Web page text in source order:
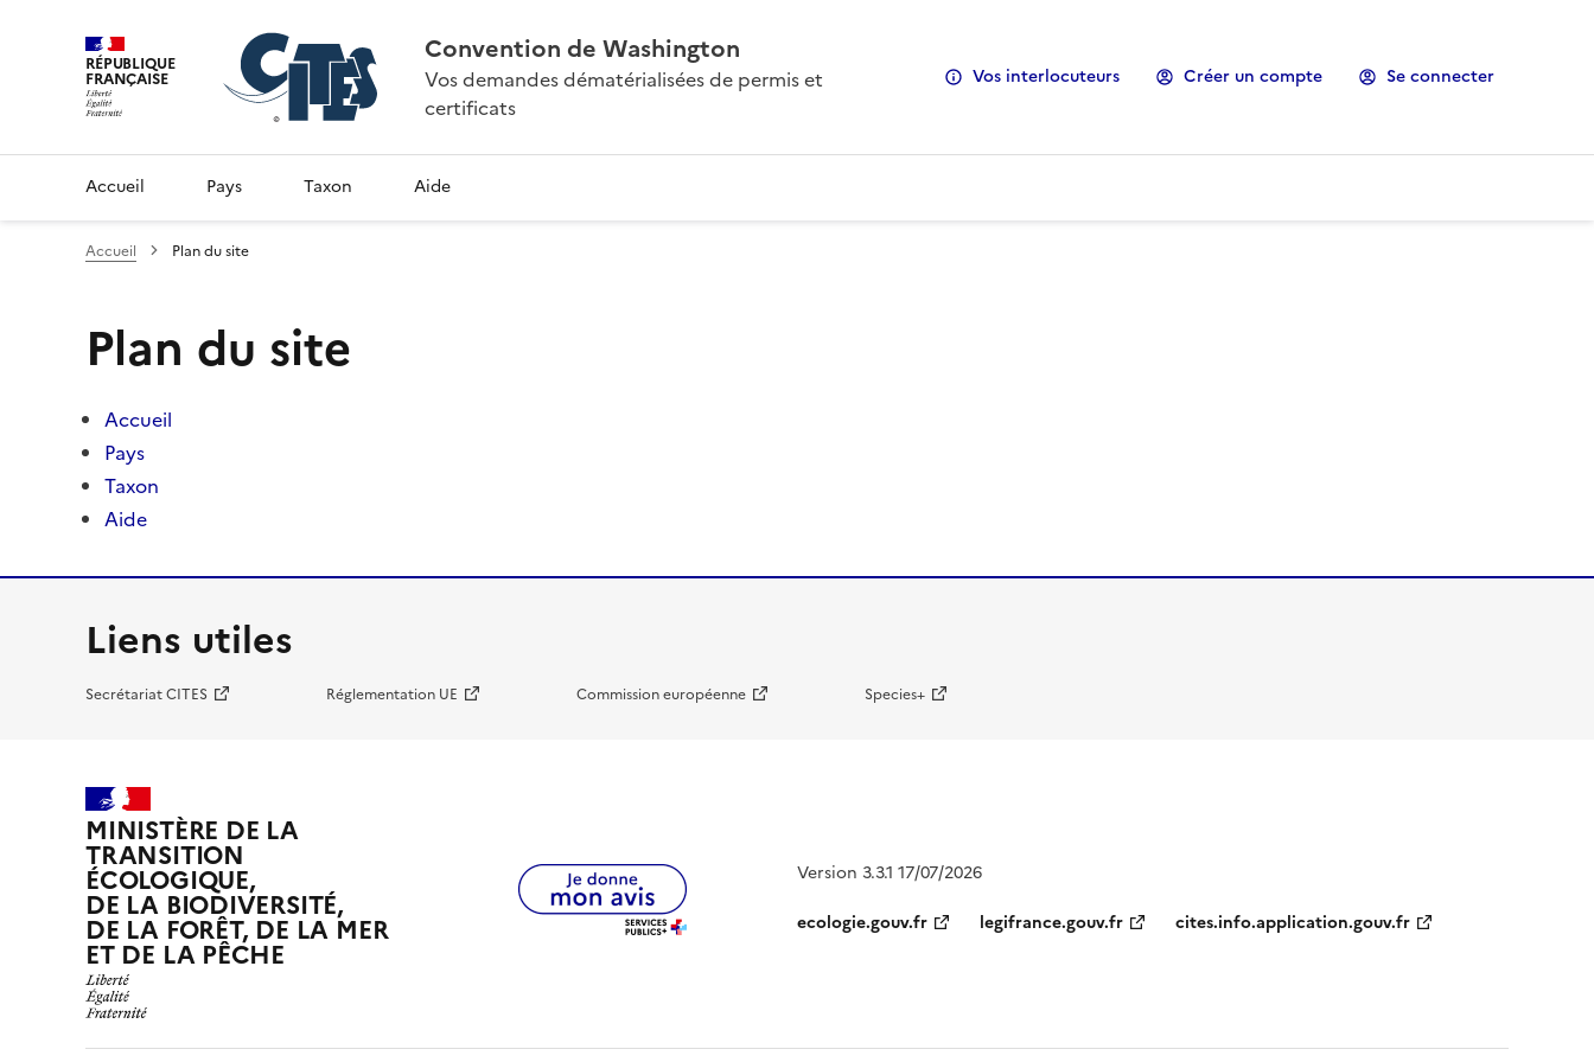
RÉPUBLIQUE
FRANÇAISE
Convention de Washington
Vos demandes dématérialisées de permis et
certificats
Vos interlocuteurs Créer un compte Se connecter
Accueil Pays Taxon Aide
Accueil Plan du site
Plan du site
Accueil
Pays
Taxon
Aide
Liens utiles
Secrétariat CITES Réglementation UE Commission européenne Species+
MINISTÈRE DE LA
TRANSITION
ÉCOLOGIQUE,
DE LA BIODIVERSITÉ,
DE LA FORÊT, DE LA MER
ET DE LA PÊCHE
Version 3.3.1 17/07/2026
ecologie.gouv.fr
legifrance.gouv.fr cites.info.application.gouv.fr